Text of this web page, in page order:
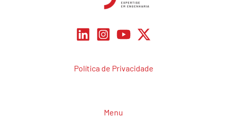
Política de Privacidade
Menu